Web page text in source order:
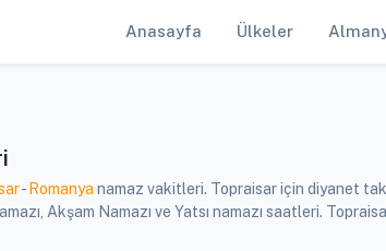
Anasayfa Ülkeler
- Romanya namaz vakitleri. Topraisar için diyanet
Akşam Namazı ve Yatsı namazı saatleri.